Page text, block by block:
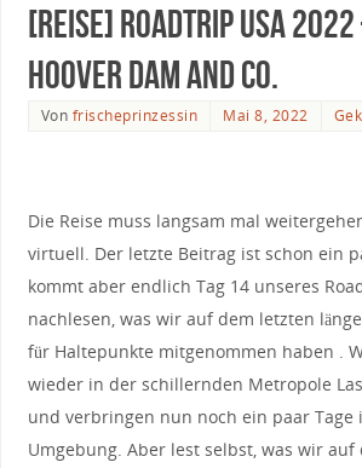
[Reise] Roadtrip USA
Hoover Dam and Co.
Von frischeprinzessin Mai 8, 2022
Die Reise muss langsam mal
virtuell. Der letzte Beitrag ist schon ein
kommt aber endlich Tag 14 unseres
nachlesen, was wir auf dem letzten
für Haltepunkte mitgenommen haben .
wieder in der schillernden Metropole
und verbringen nun noch ein paar Tage
Umgebung. Aber lest selbst, was wir